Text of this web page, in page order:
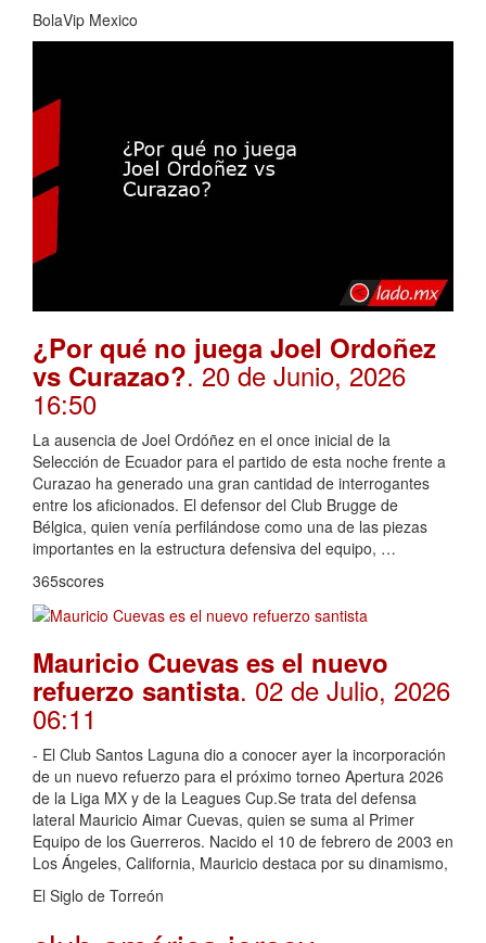
BolaVip Mexico
¿Por qué no juega Joel Ordoñez
vs Curazao?. 20 de Junio, 2026
16:50
La ausencia de Joel Ordóñez en el once inicial de la
Selección de Ecuador para el partido de esta noche frente a
Curazao ha generado una gran cantidad de interrogantes
entre los aficionados. El defensor del Club Brugge de
Bélgica, quien venía perfilándose como una de las piezas
importantes en la estructura defensiva del equipo, …
365scores
Mauricio Cuevas es el nuevo
refuerzo santista. 02 de Julio, 2026
06:11
- El Club Santos Laguna dio a conocer ayer la incorporación
de un nuevo refuerzo para el próximo torneo Apertura 2026
de la Liga MX y de la Leagues Cup.Se trata del defensa
lateral Mauricio Aimar Cuevas, quien se suma al Primer
Equipo de los Guerreros. Nacido el 10 de febrero de 2003 en
Los Ángeles, California, Mauricio destaca por su dinamismo,
El Siglo de Torreón